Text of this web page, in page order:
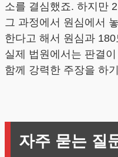
소를 결심했죠. 하지만
그 과정에서 원심에서
한다고 해서 원심과
실제 법원에서는 판결
함께 강력한 주장을 하
자주 묻는 질